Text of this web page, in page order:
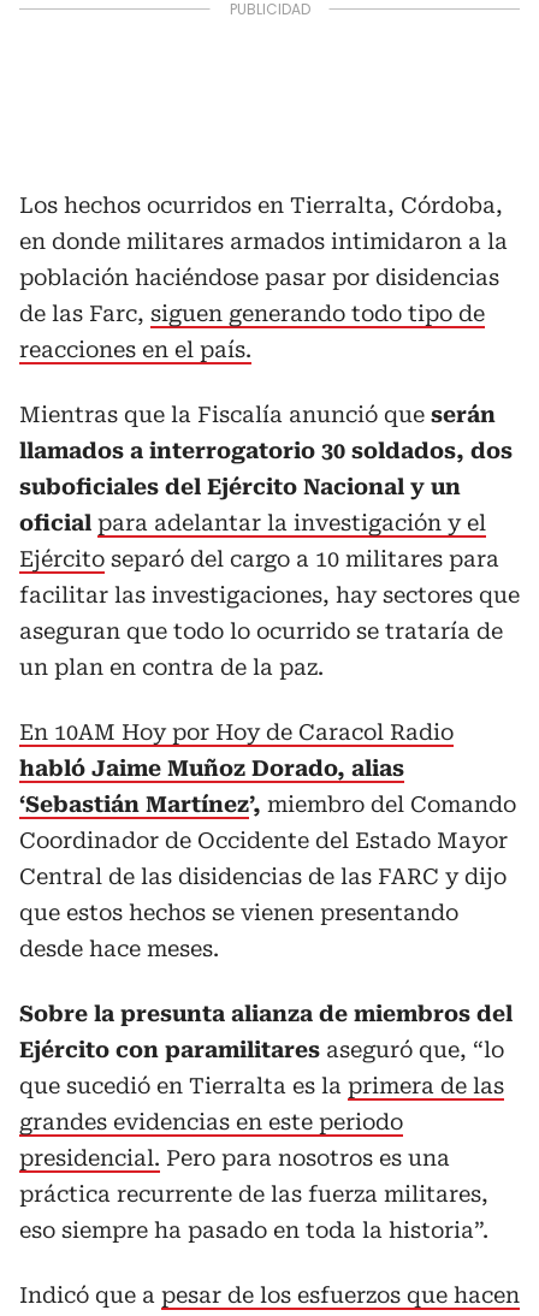
Los hechos ocurridos en Tierralta, Córdoba,
en donde militares armados intimidaron a la
población haciéndose pasar por disidencias
de las Farc, siguen generando todo tipo de
reacciones en el país.
Mientras que la Fiscalía anunció que serán
llamados a interrogatorio 30 soldados, dos
suboficiales del Ejército Nacional y un
oficial para adelantar la investigación y el
Ejército separó del cargo a 10 militares para
facilitar las investigaciones, hay sectores que
aseguran que todo lo ocurrido se trataría de
un plan en contra de la paz.
En 10AM Hoy por Hoy de Caracol Radio
habló Jaime Muñoz Dorado, alias
‘Sebastián Martínez’, miembro del Comando
Coordinador de Occidente del Estado Mayor
Central de las disidencias de las FARC y dijo
que estos hechos se vienen presentando
desde hace meses.
Sobre la presunta alianza de miembros del
Ejército con paramilitares aseguró que, “lo
que sucedió en Tierralta es la primera de las
grandes evidencias en este periodo
presidencial. Pero para nosotros es una
práctica recurrente de las fuerza militares,
eso siempre ha pasado en toda la historia”.
Indicó que a pesar de los esfuerzos que hacen